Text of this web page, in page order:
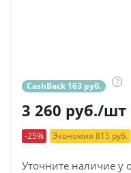
CashBack 163 руб. ?
3 260 руб./шт
-25% Экономия 815 руб.
Уточните наличие у